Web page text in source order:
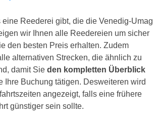
eine Reederei gibt, die die Venedig-Umag
wir Ihnen alle Reedereien um sicher
den besten Preis erhalten. Zudem
alternativen Strecken, die ähnlich zu
damit Sie den kompletten Überblick
Ihre Buchung tätigen. Desweiteren wird
angezeigt, falls eine frühere
günstiger sein sollte.